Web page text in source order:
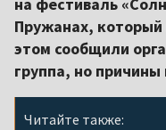
на фестиваль
Пружанах,
этом сообщили
группа, но
Читайте также: